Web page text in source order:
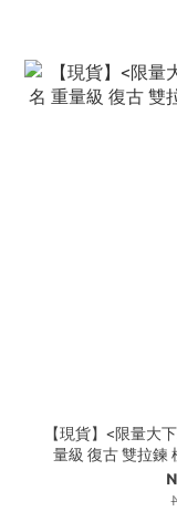
【現貨】<限量大
量級 復古 雙拉鍊